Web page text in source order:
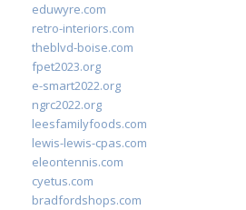
eduwyre.com
retro-interiors.com
theblvd-boise.com
fpet2023.org
e-smart2022.org
ngrc2022.org
leesfamilyfoods.com
lewis-lewis-cpas.com
eleontennis.com
cyetus.com
bradfordshops.com